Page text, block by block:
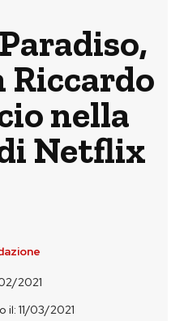
Riccardo
nella
Netflix
2021
il: 11/03/2021